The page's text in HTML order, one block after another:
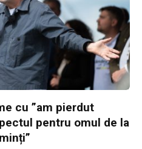
cu ”am pierdut
pentru omul de la